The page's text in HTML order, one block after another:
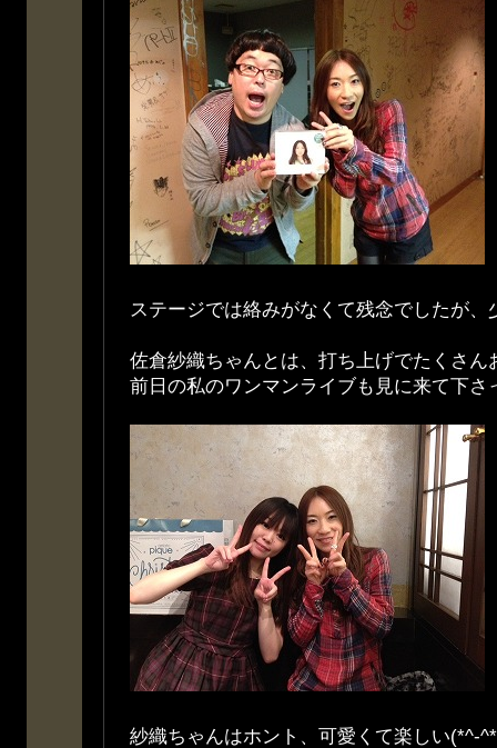
ステージでは絡みがなくて残念でしたが、
佐倉紗織ちゃんとは、打ち上げでたくさん
前日の私のワンマンライブも見に来て下さ
紗織ちゃんはホント、可愛くて楽しい(*^-